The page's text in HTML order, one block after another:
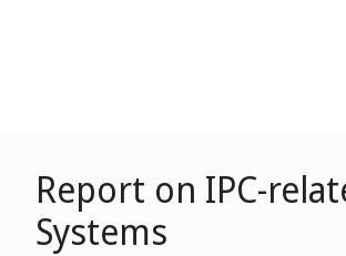
Report on IPC-
Systems